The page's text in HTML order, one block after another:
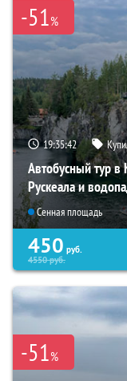
-51%
19:35:41
Автобусный тур
Рускеала и
Сенная площадь
450 руб.
4550руб.
-51%